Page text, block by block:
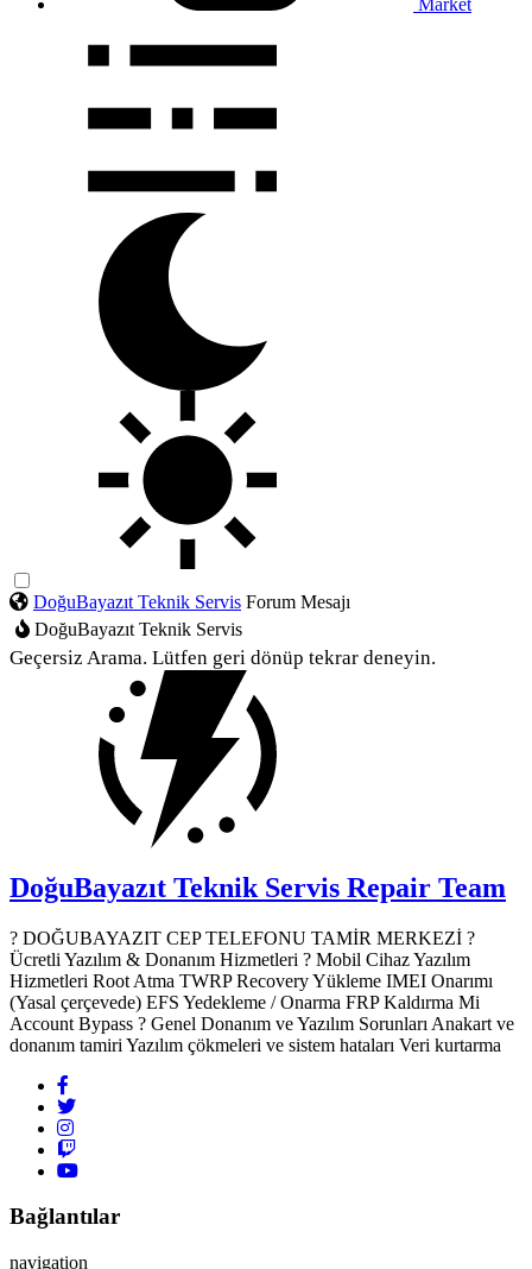
DoğuBayazıt Teknik Servis Forum Mesajı
DoğuBayazıt Teknik Servis
Geçersiz Arama. Lütfen geri dönüp tekrar deneyin.
DoğuBayazıt Teknik Servis Repair Team
? DOĞUBAYAZIT CEP TELEFONU TAMİR MERKEZİ ?️
Ücretli Yazılım & Donanım Hizmetleri ? Mobil Cihaz Yazılım
Hizmetleri Root Atma TWRP Recovery Yükleme IMEI Onarımı
(Yasal çerçevede) EFS Yedekleme / Onarma FRP Kaldırma Mi
Account Bypass ? Genel Donanım ve Yazılım Sorunları Anakart ve
donanım tamiri Yazılım çökmeleri ve sistem hataları Veri kurtarma
Bağlantılar
navigation